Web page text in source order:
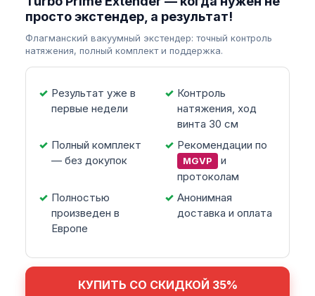
просто экстендер, а результат!
Флагманский вакуумный экстендер: точный контроль
натяжения, полный комплект и поддержка.
Результат уже в
первые недели
Контроль
натяжения, ход
винта 30 см
Полный комплект
— без докупок
Рекомендации по
MGVP
и
протоколам
Полностью
произведен в
Европе
Анонимная
доставка и оплата
КУПИТЬ СО СКИДКОЙ 35%